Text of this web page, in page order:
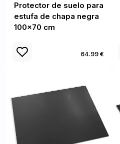
Protector de suelo para
estufa de chapa negra
100x70 cm
64.99 €